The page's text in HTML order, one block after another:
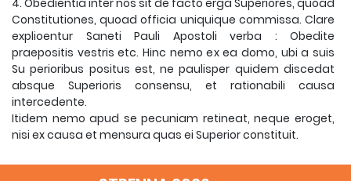
4. Obedientia inter nos sit de facto erga Superiores, quoad
Constitutiones, quoad officia uniquique commissa. Clare
explioentur Saneti Pauli Apostoli verba : Obedite
praepositis vestris etc. Hinc nemo ex ea domo, ubi a suis
Su perioribus positus est, ne paulisper quidem discedat
absque Superioris consensu, et rationabili causa
intercedente.
Itidem nemo apud se pecuniam retineat, neque eroget,
nisi ex causa et mensura quas ei Superior constituit.
5. Satagant Superiores ut omnino claudatur omnium